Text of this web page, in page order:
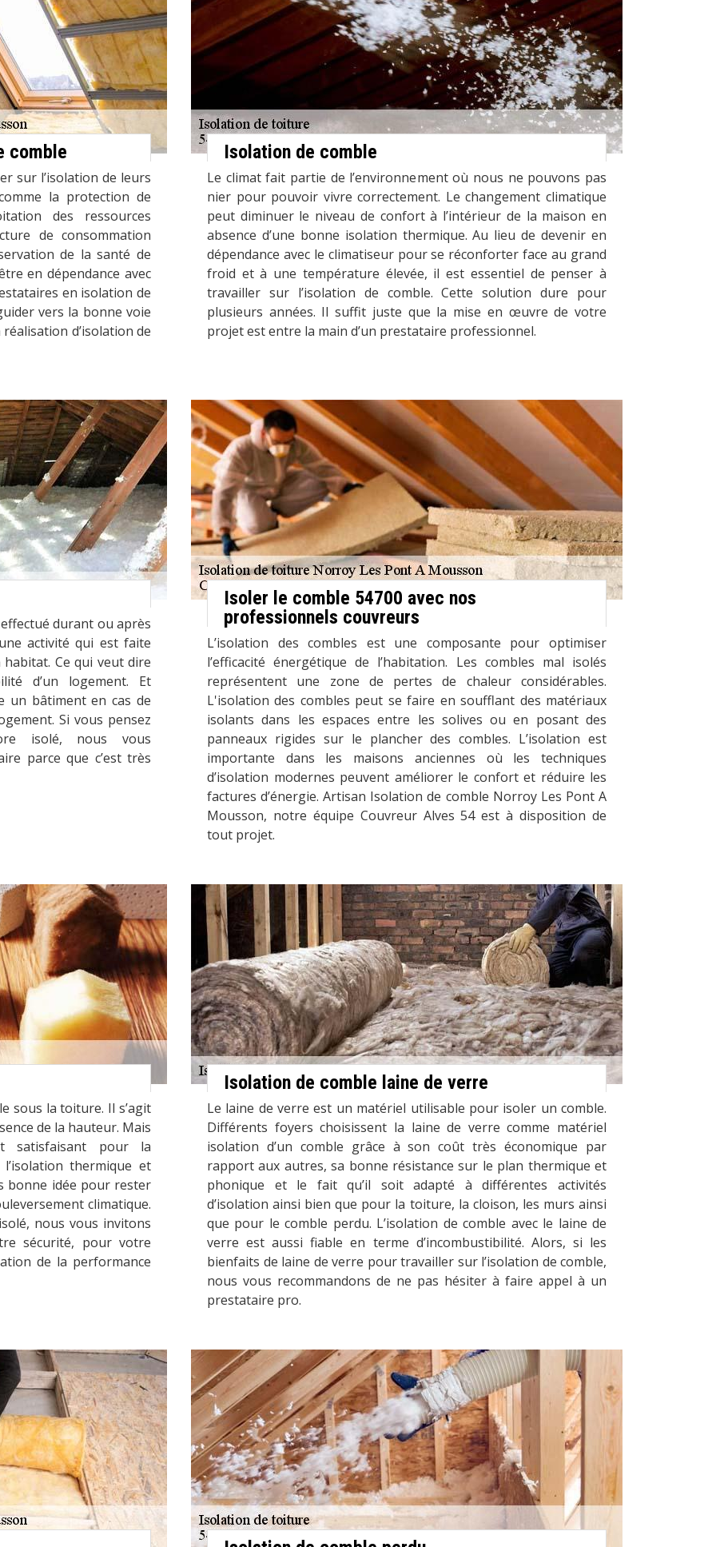
comble
sur l’isolation de leurs
la protection de
des ressources
de consommation
de la santé de
en dépendance avec
en isolation de
vers la bonne voie
d’isolation de
Isolation de comble
Le climat fait partie de l’environnement où nous ne pouvons pas
nier pour pouvoir vivre correctement. Le changement climatique
peut diminuer le niveau de confort à l’intérieur de la maison en
absence d’une bonne isolation thermique. Au lieu de devenir en
dépendance avec le climatiseur pour se réconforter face au grand
froid et à une température élevée, il est essentiel de penser à
travailler sur l’isolation de comble. Cette solution dure pour
plusieurs années. Il suffit juste que la mise en œuvre de votre
projet est entre la main d’un prestataire professionnel.
durant ou après
activité qui est faite
Ce qui veut dire
d’un logement. Et
un bâtiment en cas de
Si vous pensez
isolé, nous vous
parce que c’est très
Isoler le comble 54700 avec nos
professionnels couvreurs
L’isolation des combles est une composante pour optimiser
l’efficacité énergétique de l’habitation. Les combles mal isolés
représentent une zone de pertes de chaleur considérables.
L'isolation des combles peut se faire en soufflant des matériaux
isolants dans les espaces entre les solives ou en posant des
panneaux rigides sur le plancher des combles. L’isolation est
importante dans les maisons anciennes où les techniques
d’isolation modernes peuvent améliorer le confort et réduire les
factures d’énergie. Artisan Isolation de comble Norroy Les Pont A
Mousson, notre équipe Couvreur Alves 54 est à disposition de
tout projet.
sous la toiture. Il s’agit
de la hauteur. Mais
satisfaisant pour la
thermique et
bonne idée pour rester
climatique.
nous vous invitons
sécurité, pour votre
de la performance
Isolation de comble laine de verre
Le laine de verre est un matériel utilisable pour isoler un comble.
Différents foyers choisissent la laine de verre comme matériel
isolation d’un comble grâce à son coût très économique par
rapport aux autres, sa bonne résistance sur le plan thermique et
phonique et le fait qu’il soit adapté à différentes activités
d’isolation ainsi bien que pour la toiture, la cloison, les murs ainsi
que pour le comble perdu. L’isolation de comble avec le laine de
verre est aussi fiable en terme d’incombustibilité. Alors, si les
bienfaits de laine de verre pour travailler sur l’isolation de comble,
nous vous recommandons de ne pas hésiter à faire appel à un
prestataire pro.